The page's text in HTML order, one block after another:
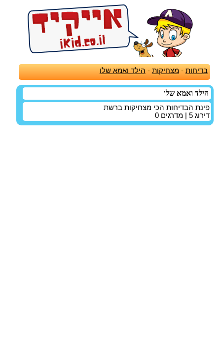
בדיחות -מצחיקות - הילד ואמא שלו
הילד ואמא שלו
פינת הבדיחות הכי מצחיקות ברשת
דירוג 5 | מדרגים 0